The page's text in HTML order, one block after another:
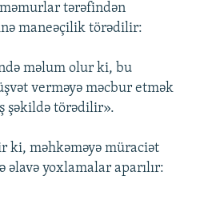
tərəfindən
maneəçilik törədilir:
məlum olur ki, bu
verməyə məcbur etmək
şəkildə törədilir».
ki, məhkəməyə müraciət
əlavə yoxlamalar aparılır: